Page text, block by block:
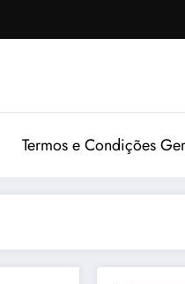
Termos e Condições